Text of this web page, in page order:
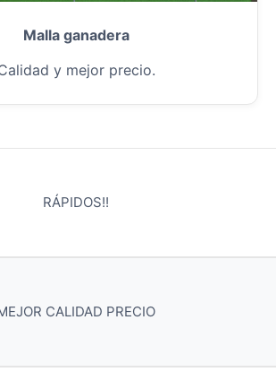
Malla ganadera
y mejor precio.
RÁPIDOS!!
CALIDAD PRECIO